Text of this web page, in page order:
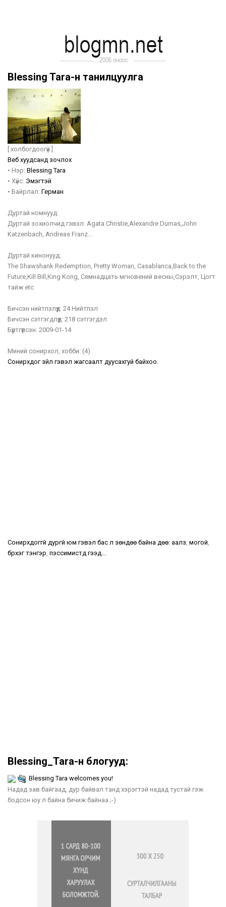
Blessing Tara-н танилцуулга
[ холбогдоогүй ]
Веб хуудсанд зочлох
• Нэр: Blessing Tara
• Хүйс: Эмэгтэй
• Байрлал: Герман
Дуртай номнууд:
Дуртай зохиолчид гэвэл: Agata Christie,Alexandre Dumas,John
Katzenbach, Andreas Franz...
Дуртай кинонууд:
The Shawshank Redemption, Pretty Woman, Casablanca,Back to the
Future,Kill Bill,King Kong, Семнадцать мгновений весны,Сэрэлт, Цогт
тайж etc
Бичсэн нийтлэлүүд: 24 Нийтлэл
Бичсэн сэтгэгдлүүд: 218 сэтгэгдэл
Бүртгүүлсэн: 2009-01-14
Миний сонирхол, хобби: (4)
Сонирхдог зүйл гэвэл жагсаалт дуусахгуй байхоо.
Сонирхдоггүй дургүй юм гэвэл бас л зөндөө байна дөө: аалз, могой,
бүрхэг тэнгэр, пэссимистүүд гээд...
Blessing_Tara-н блогууд:
Blessing Tara welcomes you!
Надад зав байгаад, дур байвал танд хэрэгтэй надад тустай гэж
бодсон юу л байна бичиж байнаа ;-)